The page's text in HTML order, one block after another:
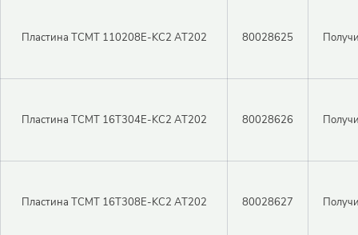
Пластина TCMT 110208E-KC2 AT202 80028625
Пластина TCMT 16T304E-KC2 AT202 80028626
Пластина TCMT 16T308E-KC2 AT202 80028627